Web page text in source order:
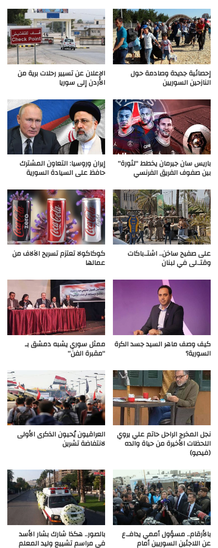
إحصائية جديدة وصادمة حول
النازحين السوريين
الإعلان عن تسيير رحلات برية من
الأردن إلى سوريا
باريس سان جيرمان يخطط “لثورة”
بين صفوف الفريق الفرنسي
إيران وروسيا: التعاون المشترك
حافظ على السيادة السورية
على صفيح ساخن.. اشتـ.باكات
وقتـ.لى في لبنان
كوكاكولا تعتزم تسريح الآلاف من
عمالها
كيف وصف ماهر السيد جسد الكرة
السورية؟
ممثل سوري يشبه دمشق بـ
“مقبرة الفن”
نجل المخرج الراحل حاتم علي يروي
اللحظات الأخيرة من حياة والده
(فيديو)
العراقيون يُحيون الذكرى الأولى
لانتفاضة تشرين
بالأرقام.. مسؤول أممي يدافـ.ع
عن اللاجئين السوريين أمام
بالصور.. هكذا شارك بشار الأسد
في مراسم تشييع وليد المعلم